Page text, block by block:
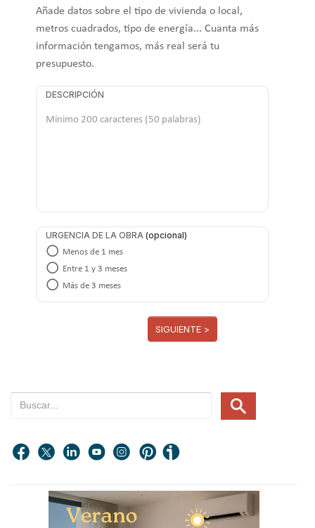
Añade datos sobre el tipo de vivienda o local,
metros cuadrados, tipo de energía... Cuanta más
información tengamos, más real será tu
presupuesto.
DESCRIPCIÓN
URGENCIA DE LA OBRA
Menos de 1 mes
Entre 1 y 3 meses
Más de 3 meses
SIGUIENTE >